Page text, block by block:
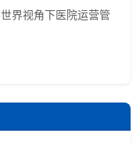
界视角下医院运营管